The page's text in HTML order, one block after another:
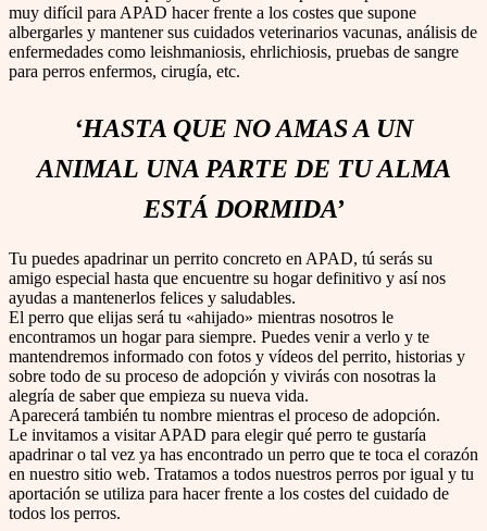
muy difícil para APAD hacer frente a los costes que supone
albergarles y mantener sus cuidados veterinarios vacunas, análisis de
enfermedades como leishmaniosis, ehrlichiosis, pruebas de sangre
para perros enfermos, cirugía, etc.
‘HASTA QUE NO AMAS A UN
ANIMAL UNA PARTE DE TU ALMA
ESTÁ DORMIDA’
Tu puedes apadrinar un perrito concreto en APAD, tú serás su
amigo especial hasta que encuentre su hogar definitivo y así nos
ayudas a mantenerlos felices y saludables.
El perro que elijas será tu «ahijado» mientras nosotros le
encontramos un hogar para siempre. Puedes venir a verlo y te
mantendremos informado con fotos y vídeos del perrito, historias y
sobre todo de su proceso de adopción y vivirás con nosotras la
alegría de saber que empieza su nueva vida.
Aparecerá también tu nombre mientras el proceso de adopción.
Le invitamos a visitar APAD para elegir qué perro te gustaría
apadrinar o tal vez ya has encontrado un perro que te toca el corazón
en nuestro sitio web. Tratamos a todos nuestros perros por igual y tu
aportación se utiliza para hacer frente a los costes del cuidado de
todos los perros.